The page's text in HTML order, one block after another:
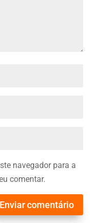
navegador para a
comentar.
Enviar comentário